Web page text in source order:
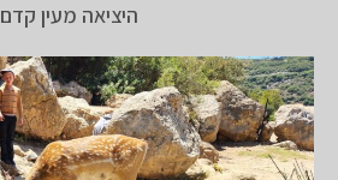
היציאה מעין קדם